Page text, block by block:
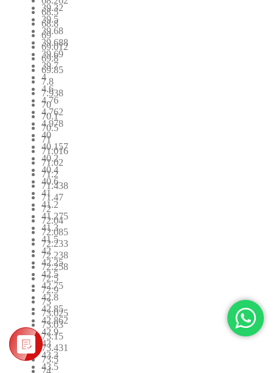
68.5
68.8
69
69.012
69.8
69.85
7.8
7.938
70
70.1
70.5
71
71.016
71.02
71.2
71.438
71.47
72
72.04
72.085
72.233
72.238
72.258
72.5
72.9
73
73.025
73.03
73.15
73.431
73.5
74
39.32
39.5
39.68
39.688
39.69
39.7
4
4.6
4.76
4.762
4.978
40
40.157
40.2
40.4
40.6
41
41.2
41.275
41.3
41.5
42
42.25
42.5
42.75
42.8
42.85
42.862
42.9
43
43.3
43.5